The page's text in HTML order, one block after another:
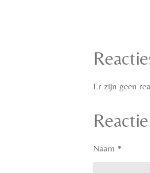
Er zijn geen
Naam *